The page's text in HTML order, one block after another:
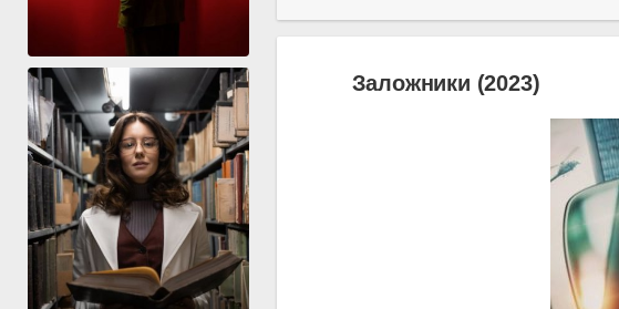
Заложники (2023)